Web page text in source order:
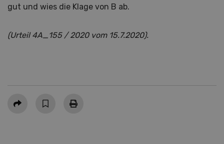
gut und wies die Klage von B ab.
(Urteil 4A_155 / 2020 vom 15.7.2020).
Teilen